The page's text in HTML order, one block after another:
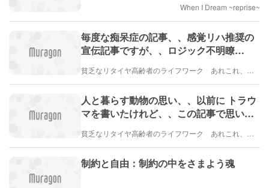
When I Dream ~reprise~
毎度な痴呆症の記事、、感覚リハ推奨の
宣伝記事ですが、、ロジック不明瞭
人と暮らす動物の思い、、以前に トラウ
マを書いたけれど、、この記事で思い出
制約と自由：制約の中をさまよう魂